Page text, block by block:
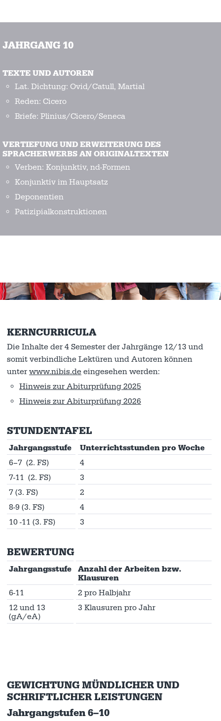
JAHRGANG 10
TEXTE UND AUTOREN
Lat. Dichtung: Ovid/Catull, Martial
Reden: Cicero
Briefe: Plinius/Cicero/Seneca
VERTIEFUNG UND ERWEITERUNG DES
SPRACHERWERBS AN ORIGINALTEXTEN
Verben: Konjunktiv, nd-Formen
Konjunktiv im Hauptsatz
Deponentien
Patizipialkonstruktionen
KERNCURRICULA
Die Inhalte der 4 Semester der Jahrgänge 12/13 und
somit verbindliche Lektüren und Autoren können
unter www.nibis.de eingesehen werden:
Hinweis zur Abiturprüfung 2025
Hinweis zur Abiturprüfung 2026
STUNDENTAFEL
Jahrgangsstufe
Unterrichtsstunden pro Woche
6–7 (2. FS)
4
7-11 (2. FS)
3
7 (3. FS)
2
8-9 (3. FS)
4
10 -11 (3. FS)
3
BEWERTUNG
Jahrgangsstufe
Anzahl der Arbeiten bzw.
Klausuren
6-11
2 pro Halbjahr
12 und 13
(gA/eA)
3 Klausuren pro Jahr
GEWICHTUNG MÜNDLICHER UND
SCHRIFTLICHER LEISTUNGEN
Jahrgangstufen 6–10